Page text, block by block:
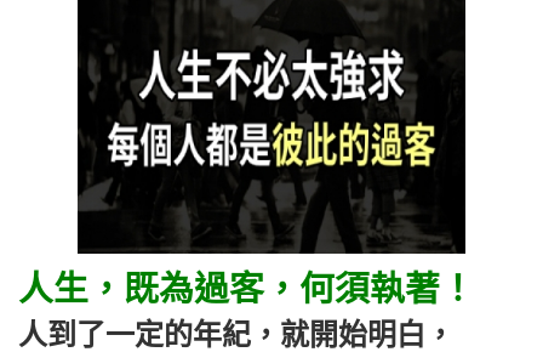
人生，既為過客，何須執著！
人到了一定的年紀，就開始明白，